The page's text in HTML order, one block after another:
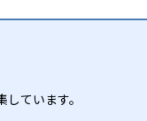
ています。